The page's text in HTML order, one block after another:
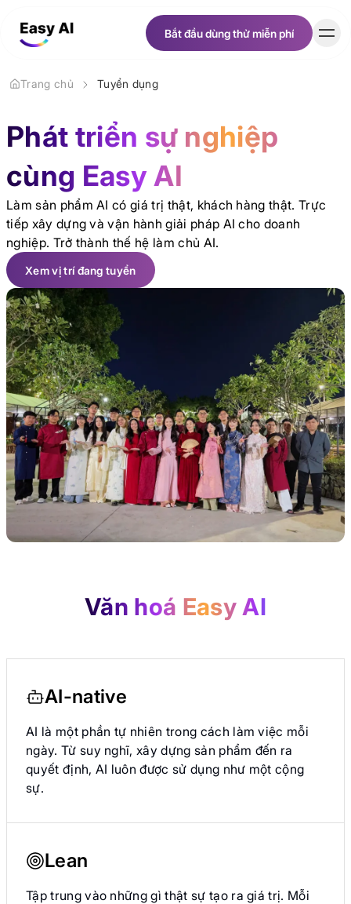
Bắt đầu dùng thử miễn phí
Bắt đầu dùng thử miễn phí
Khách hàng
Bảng giá
Tài nguyên
Tuyển dụng
Về chúng tôi
Tiếng Việt
Trang chủ Tuyển dụng
Phát triển sự nghiệp
cùng Easy AI
Làm sản phẩm AI có giá trị thật, khách hàng thật. Trực
tiếp xây dựng và vận hành giải pháp AI cho doanh
nghiệp. Trở thành thế hệ làm chủ AI.
Xem vị trí đang tuyển
Xem vị trí đang tuyển
Văn hoá Easy AI
AI-native
AI là một phần tự nhiên trong cách làm việc mỗi
ngày. Từ suy nghĩ, xây dựng sản phẩm đến ra
quyết định, AI luôn được sử dụng như một cộng
sự.
Lean
Tập trung vào những gì thật sự tạo ra giá trị. Mỗi